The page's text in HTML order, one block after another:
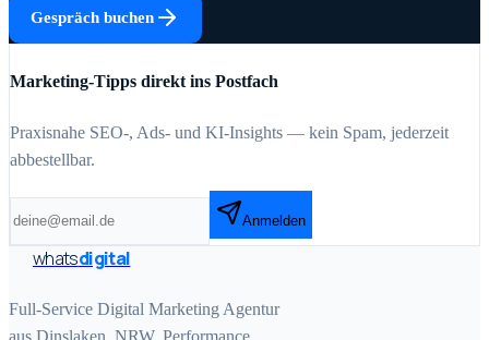
Gespräch buchen
Marketing-Tipps direkt ins Postfach
Praxisnahe SEO-, Ads- und KI-Insights — kein Spam, jederzeit
abbestellbar.
Anmelden
whatsdigital
Full-Service Digital Marketing Agentur
aus Dinslaken, NRW. Performance